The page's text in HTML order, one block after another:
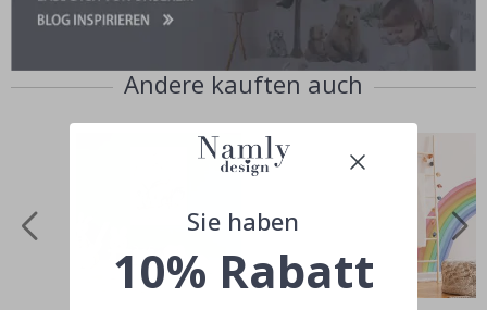
Andere kauften auch
Sie haben
10% Rabatt